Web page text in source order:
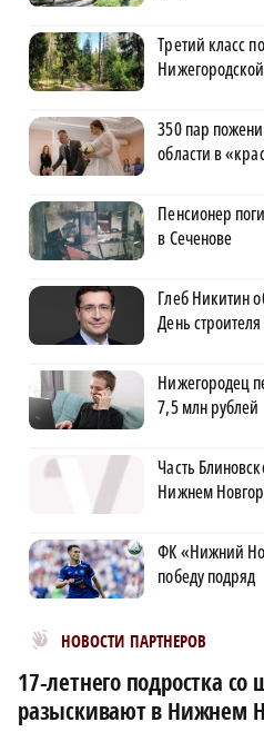
Третий класс
350 пар
области в
Пенсионер
в Сеченове
Глеб Никитин
День строителя
Нижегородец
7,5 млн рублей
Часть
Нижнем
ФК «Нижний
победу подряд
НОВОСТИ ПАРТНЕРОВ
Новости МирТесен
17-летнего подростка
разыскивают в Нижнем